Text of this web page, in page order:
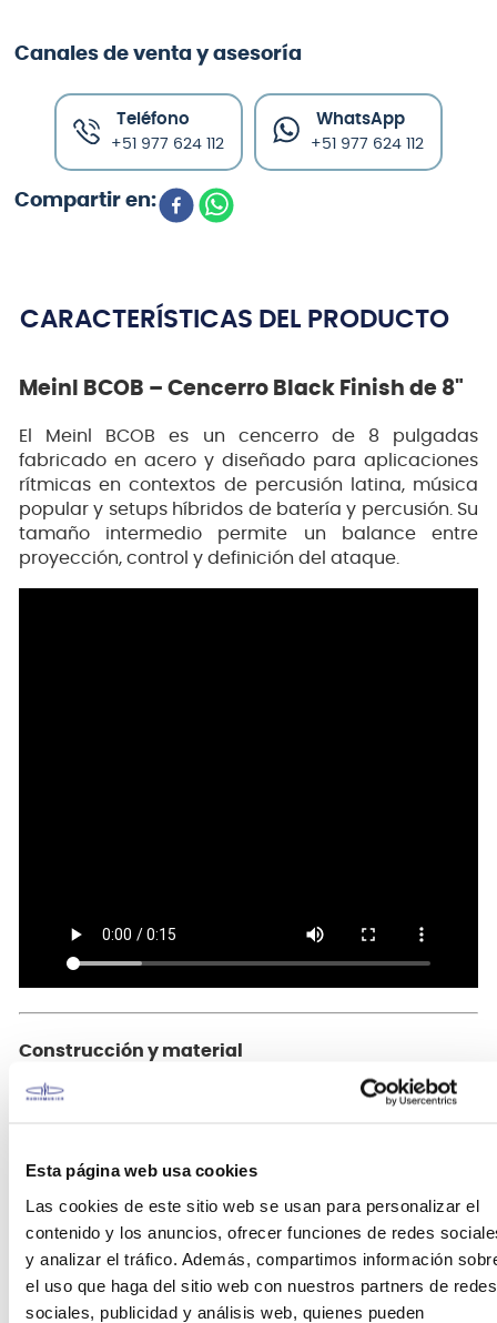
Esta página web usa cookies
Las cookies de este sitio web se usan para personalizar el
contenido y los anuncios, ofrecer funciones de redes
y analizar el tráfico. Además, compartimos información
el uso que haga del sitio web con nuestros partners de redes
sociales, publicidad y análisis web, quienes pueden
Canales de venta y asesoría
Teléfono
+51 977 624 112
WhatsApp
+51 977 624 112
CARACTERÍSTICAS DEL PRODUCTO
Meinl BCOB – Cencerro Black Finish de 8"
El Meinl BCOB es un cencerro de 8 pulgadas
fabricado en acero y diseñado para aplicaciones
rítmicas en contextos de percusión latina, música
popular y setups híbridos de batería y percusión. Su
tamaño intermedio permite un balance entre
proyección, control y definición del ataque.
Construcción y material
Este cencerro está construido en acero
negro (Black Finish) contribuye a un sonido
ligeramente más seco en comparación con
cencerros sin recubrimiento, ayudando a controlar
armónicos excesivos.
Fabricado en acero.
Longitud de 8 pulgadas.